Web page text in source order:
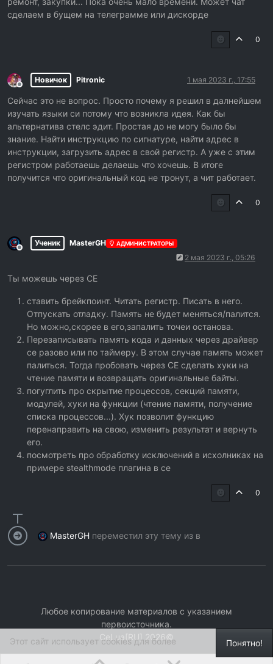
сделаем в бущем на телеграмме или дискорде
0
Не в сети
Новичок Pitronic 1 мая 2023 г., 17:55
Сейчас это не вопрос. Просто почему я решил в далнейшем
изучать языки си потому что возникла идея. Как бы
альтернатива стелс эдит. Простая до не могу было бы
знание. Найти инструкцию по сигнатуре, найти адрес в
инструкции, загрузить адрес в свой регистр. А уже с этим
регистром работаешь делаешь что хочешь. В итоге
получится что оригинальный код не тронут, а чит работает.
0
Не в сети
Ученик MasterGH АДМИНИСТРАТОРЫ
2 мая 2023 г., 05:26
Ты можешь через CE
ставить брейкпоинт. Читать регистр. Писать в него.
Отпускать отладку. Память не будет меняться/палится.
Но можно,скорее в его,запалить точеи останова.
Перезаписывать память кода и данных через драйвер
ce разово или по таймеру. В этом случае память может
палиться. Тогда пробовать через CE сделать хуки на
чтение памяти и возвращать оригинальные байты.
погуглить про скрытие процессов, секций памяти,
модулей, хуки на функции (чтение памяти, получение
списка процессов...). Хук позволит функцию
перенаправить на свою, изменить результат и вернуть
его.
посмотреть про обработку исключений в исхолниках на
примере stealthmode плагина в ce
0
MasterGH переместил эту тему из в
Любое копирование материалов с указанием
первоисточника.
СeLua[RU] 2026©
Понятно!
Этот сайт использует cookies для более